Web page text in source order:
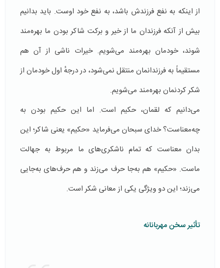
از اینکه به نفع فرزندش باشد، به نفع خود اوست. باید بدانیم
بیش از آنکه فرزندان ما از خیر و برکت شاکر بودن ما بهره‌مند
شوند، خودمان بهره‌مند می‌شویم. خیرات ناشی از آن هم
مستقیماً به فرزندانمان منتقل نمی‌شود، در درجهٔ اول خودمان از
شکر کردنمان بهره‌مند می‌شویم.
می‌دانیم که لقمان، حکیم است. اما این حکیم بودن به
چه‌معناست؟ خدای سبحان می‌فرماید «حکیم» یعنی شاکر؛ این
بدان معناست که تمام ناشکری‌های ما مربوط به جهالت
ماست. «حکیم» هم به‌جا حرف می‌زند و هم حرف‌های به‌جایی
می‌زند؛ این دو‌ ویژگی یکی از معانی شکر است.
تأثیر سخن مهربانانه